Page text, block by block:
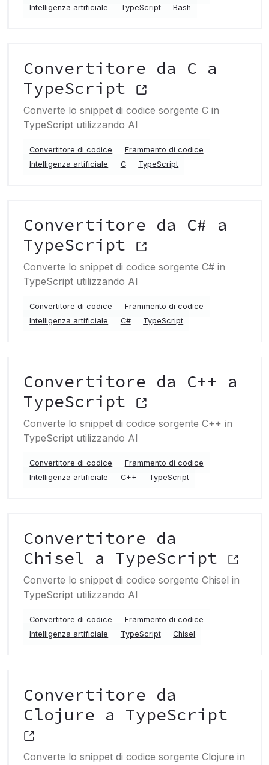
Intelligenza artificiale
TypeScript Bash
Convertitore da C a
TypeScript
Converte lo snippet di codice sorgente C in
TypeScript utilizzando AI
Convertitore di codice
Frammento di codice
Intelligenza artificiale
C TypeScript
Convertitore da C# a
TypeScript
Converte lo snippet di codice sorgente C# in
TypeScript utilizzando AI
Convertitore di codice
Frammento di codice
Intelligenza artificiale
C# TypeScript
Convertitore da C++ a
TypeScript
Converte lo snippet di codice sorgente C++ in
TypeScript utilizzando AI
Convertitore di codice
Frammento di codice
Intelligenza artificiale
C++ TypeScript
Convertitore da
Chisel a TypeScript
Converte lo snippet di codice sorgente Chisel in
TypeScript utilizzando AI
Convertitore di codice
Frammento di codice
Intelligenza artificiale
TypeScript Chisel
Convertitore da
Clojure a TypeScript
Converte lo snippet di codice sorgente Clojure in